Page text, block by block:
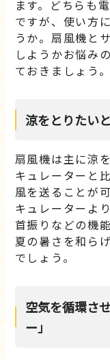
ます。どちらも
ですが、使い方
うか。扇風機と
しようかお悩み
ておきましょう。
涼をとりたい
扇風機は主に涼
キュレーターと
風を送ることが
キュレーターよ
首振りなどの機
夏の暑さを和ら
でしょう。
空気を循環さ
ー」